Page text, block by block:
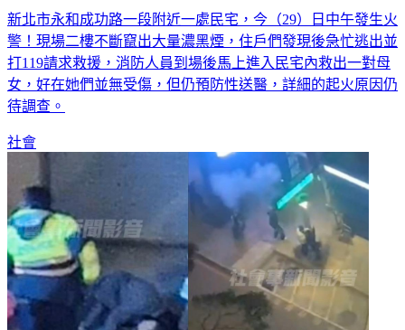
新北市永和成功路一段附近一處民宅，今（29）日中午發生火
警！現場二樓不斷竄出大量濃黑煙，住戶們發現後急忙逃出並
打119請求救援，消防人員到場後馬上進入民宅內救出一對母
女，好在她們並無受傷，但仍預防性送醫，詳細的起火原因仍
待調查。
社會